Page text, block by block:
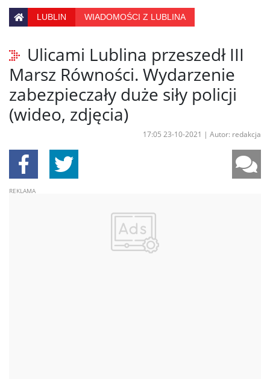
LUBLIN WIADOMOŚCI Z LUBLINA
Ulicami Lublina przeszedł III
Marsz Równości. Wydarzenie
zabezpieczały duże siły policji
(wideo, zdjęcia)
17:05 23-10-2021 | Autor: redakcja